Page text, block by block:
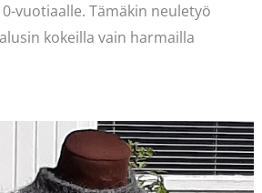
vuotiaalle. Tämäkin neuletyö
kokeilla vain harmailla